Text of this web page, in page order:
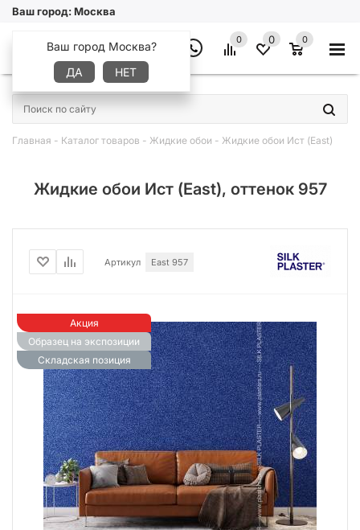
Ваш город:Москва
Ваш город Москва?
ДА
НЕТ
0 0 0
×
Главная - Каталог товаров - Жидкие обои - Жидкие обои Иcт (East)
Жидкие обои Иcт (East), оттенок 957
Акция
Образец на экспозиции
Складская позиция
Артикул East 957